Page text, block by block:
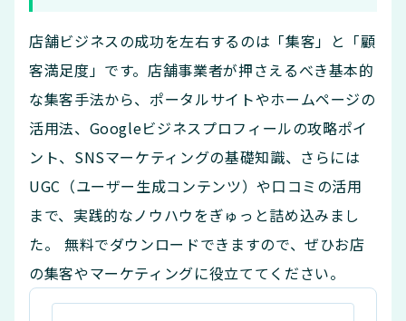
店舗ビジネスの成功を左右するのは「集客」と「顧
客満足度」です。店舗事業者が押さえるべき基本的
な集客手法から、ポータルサイトやホームページの
活用法、Googleビジネスプロフィールの攻略ポイ
ント、SNSマーケティングの基礎知識、さらには
UGC（ユーザー生成コンテンツ）や口コミの活用
まで、実践的なノウハウをぎゅっと詰め込みまし
た。 無料でダウンロードできますので、ぜひお店
の集客やマーケティングに役立ててください。